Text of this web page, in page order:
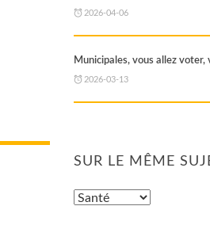
2026-04-06
Municipales, vous allez voter,
2026-03-13
SUR LE MÊME